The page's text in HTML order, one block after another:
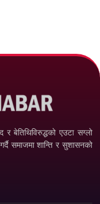
बेतिथिविरुद्धको एउटा सग्लो
समाजमा शान्ति र सुशासनको